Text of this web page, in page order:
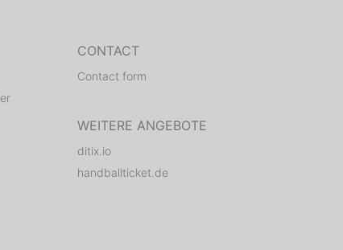
CONTACT
Contact form
WEITERE ANGEBOTE
ditix.io
handballticket.de